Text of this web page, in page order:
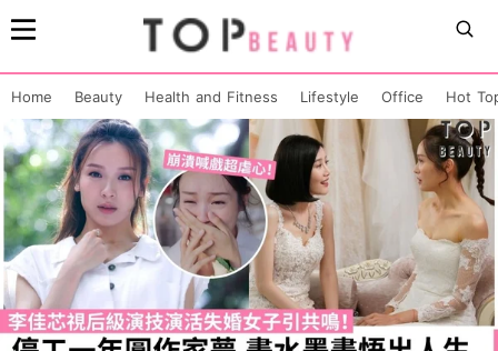
Home Beauty Health and Fitness Lifestyle Office Hot